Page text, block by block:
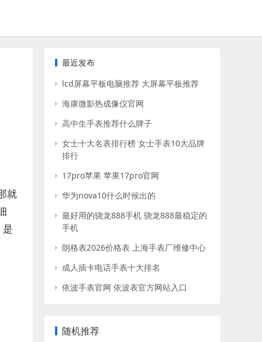
就
最近发布
lcd屏幕平板电脑推荐 大屏幕平板推荐
海康微影热成像仪官网
高中生手表推荐什么牌子
女士十大名表排行榜 女士手表10大品牌
排行
17pro苹果 苹果17pro官网
华为nova10什么时候出的
最好用的骁龙888手机 骁龙888最稳定的
手机
朗格表2026价格表 上海手表厂维修中心
成人插卡电话手表十大排名
依波手表官网 依波表官方网站入口
随机推荐